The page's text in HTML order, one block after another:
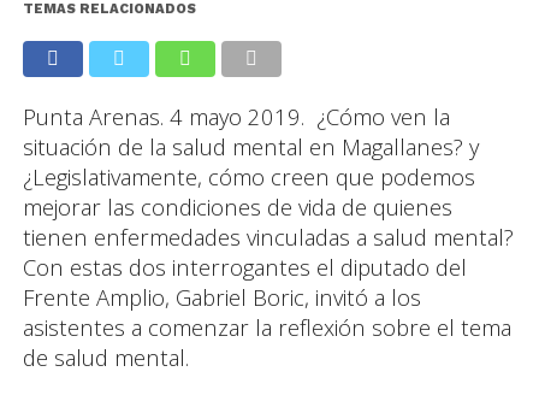
TEMAS RELACIONADOS
Punta Arenas. 4 mayo 2019. ¿Cómo ven la
situación de la salud mental en Magallanes? y
¿Legislativamente, cómo creen que podemos
mejorar las condiciones de vida de quienes
tienen enfermedades vinculadas a salud mental?
Con estas dos interrogantes el diputado del
Frente Amplio, Gabriel Boric, invitó a los
asistentes a comenzar la reflexión sobre el tema
de salud mental.